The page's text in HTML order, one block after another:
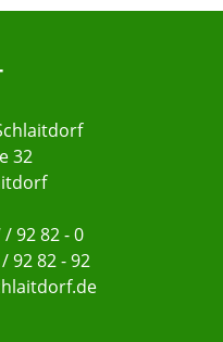
32
/ 92 82 - 0
92 82 - 92